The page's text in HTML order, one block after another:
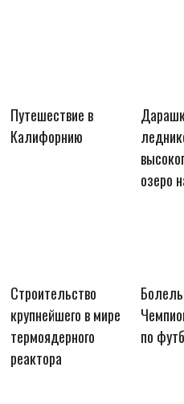
Путешествие в
Калифорнию
озеро
Строительство
крупнейшего в мире
термоядерного
реактора
по